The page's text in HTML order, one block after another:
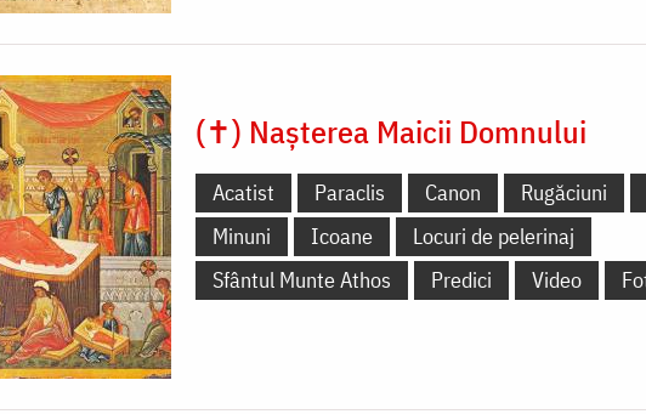
(✝) Nașterea Maicii Domnului
Acatist Paraclis Canon Rugăciuni
Minuni
Icoane
Locuri de pelerinaj
Sfântul Munte Athos
Predici Video